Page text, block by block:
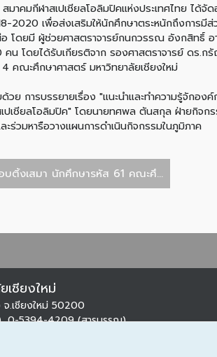
าคมกีฬาสเปเชียลโอลิมปิคแห่งประเทศไทย ได้
2020 เพื่อส่งเสริมให้นักศึกษาตระหนักถึงการ
โดยมี ผู้ช่วยศาสตราจารย์กนกวรรณ อังกสิทธิ์ อ
คน โดยได้รับเกียรติจาก รองศาสตราจารย์ ดร.
คณะศึกษาศาสตร์ มหาวิทยาลัยเชียงใหม่
วย การบรรยายเรื่อง "แนะนำและทำความรู้จักอ
ปเชียลโอลิมปิค" โดยนายทศพล ตันสกุล ฝ่ายกิจก
ร่วมหารือวางแผนการดำเนินกิจกรรมในภูมิภาค
ติ้งเสมา นักศึกษารหัส 61 คณะศึ...
ชียงใหม่
.เชียงใหม่ 50200
0-5394-4209 (สารบรรณ)